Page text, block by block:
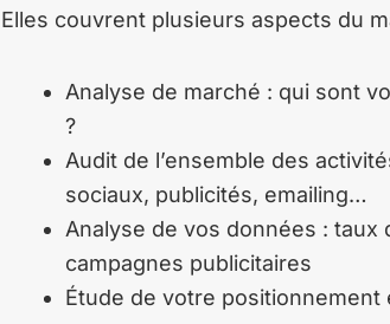
Elles couvrent plusieurs aspects du
Analyse de marché : qui sont
?
Audit de l’ensemble des
sociaux, publicités, emailing…
Analyse de vos données : taux
campagnes publicitaires
Étude de votre